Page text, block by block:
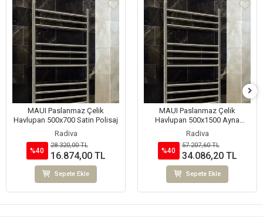
MAUI Paslanmaz Çelik
Havlupan 500x700 Satin Polisaj
Radiva
%40
28.320,00 TL
16.874,00 TL
Sepete Ekle
MAUI Paslanmaz Çelik
Havlupan 500x1500 Ayna
Polisaj
Radiva
%40
57.207,60 TL
34.086,20 TL
Sepete Ekle